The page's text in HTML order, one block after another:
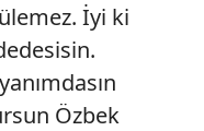
İyi ki
Özbek